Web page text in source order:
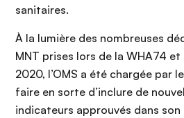
sanitaires.
À la lumière des nombreuses
MNT prises lors de la WHA74 et
2020, l’OMS a été chargée par
faire en sorte d’inclure de
indicateurs approuvés dans